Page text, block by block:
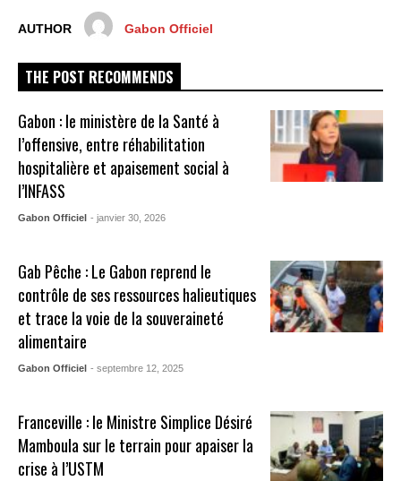
AUTHOR Gabon Officiel
THE POST RECOMMENDS
Gabon : le ministère de la Santé à
l’offensive, entre réhabilitation
hospitalière et apaisement social à
l’INFASS
Gabon Officiel - janvier 30, 2026
Gab Pêche : Le Gabon reprend le
contrôle de ses ressources halieutiques
et trace la voie de la souveraineté
alimentaire
Gabon Officiel - septembre 12, 2025
Franceville : le Ministre Simplice Désiré
Mamboula sur le terrain pour apaiser la
crise à l’USTM